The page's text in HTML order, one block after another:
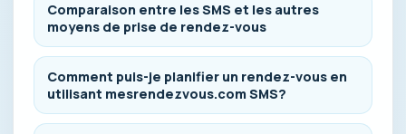
Comparaison entre les SMS et les autres
moyens de prise de rendez-vous
Comment puis-je planifier un rendez-vous en
utilisant mesrendezvous.com SMS?